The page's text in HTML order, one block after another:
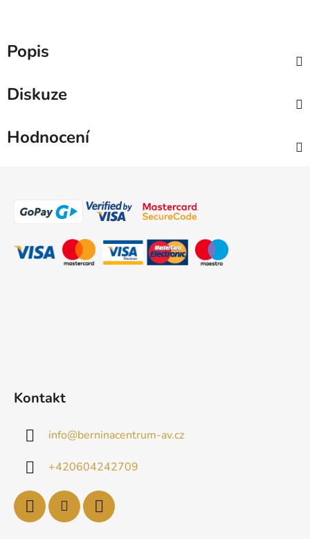
Popis
Diskuze
Hodnocení
Kontakt
info@berninacentrum-av.cz
+420604242709